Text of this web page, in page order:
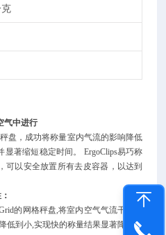
气中进行
盘，成功将称量室内气流的影响降低
著缩短稳定时间。 ErgoClips易巧称
可以安全放置所有去皮容器，以达到
的网格秤盘,将室内空气气流干扰降
低到小,实现快的称量结果显著降低天